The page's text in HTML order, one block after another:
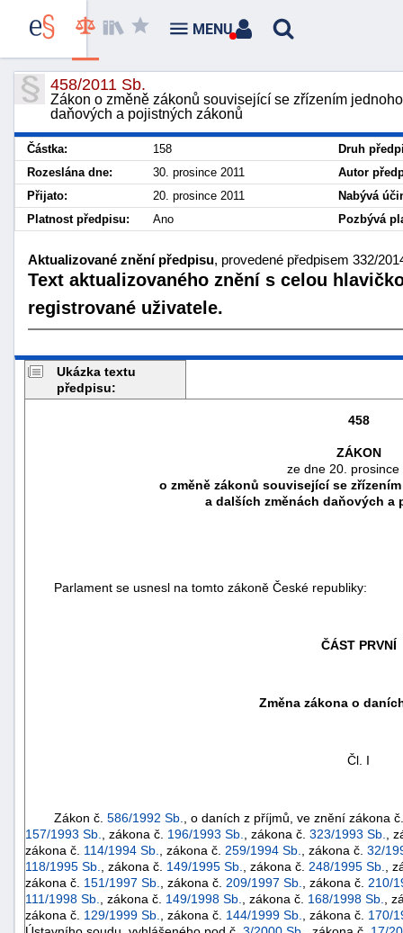
458/2011 Sb.
Zákon o změně zákonů související se zřízením
daňových a pojistných zákonů
Částka: 158
Druh
Rozeslána dne:
30. prosince 2011
Autor
Přijato:
20. prosince 2011
Nabývá
Platnost předpisu:
Ano Pozbývá
Aktualizované znění předpisu, provedené předpisem 332/
Text aktualizovaného znění s celou
registrované uživatele.
Ukázka textu
předpisu:
458
ZÁKON
ze dne 20. prosince
o změně zákonů související se
a dalších změnách daňových a
Parlament se usnesl na tomto zákoně České republiky:
ČÁST PRVNÍ
Změna zákona o
Čl. I
Zákon č. 586/1992 Sb.
, o daních z příjmů, ve znění zákona
157/1993 Sb.
, zákona č. 196/1993 Sb. , zákona č. 323/1993 Sb.
,
zákona č. 114/1994 Sb. , zákona č. 259/1994 Sb. , zákona č. 32/
118/1995 Sb.
, zákona č. 149/1995 Sb. , zákona č. 248/1995 Sb.
,
zákona č. 151/1997 Sb. , zákona č. 209/1997 Sb. , zákona č. 210/
111/1998 Sb.
, zákona č. 149/1998 Sb. , zákona č. 168/1998 Sb.
,
zákona č. 129/1999 Sb. , zákona č. 144/1999 Sb. , zákona č. 170/
MENU